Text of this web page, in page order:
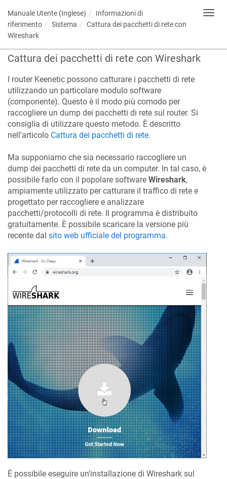
Manuale Utente (Inglese)
Informazioni di
riferimento
Sistema
Cattura dei pacchetti di rete con
Wireshark
Cattura dei pacchetti di rete con Wireshark
I router Keenetic possono catturare i pacchetti di rete
utilizzando un particolare modulo software
(componente). Questo è il modo più comodo per
raccogliere un dump dei pacchetti di rete sul router. Si
consiglia di utilizzare questo metodo. È descritto
nell'articolo Cattura dei pacchetti di rete.
Ma supponiamo che sia necessario raccogliere un
dump dei pacchetti di rete da un computer. In tal caso, è
possibile farlo con il popolare software Wireshark,
ampiamente utilizzato per catturare il traffico di rete e
progettato per raccogliere e analizzare
pacchetti/protocolli di rete. Il programma è distribuito
gratuitamente. È possibile scaricare la versione più
recente dal sito web ufficiale del programma.
È possibile eseguire un'installazione di Wireshark sul